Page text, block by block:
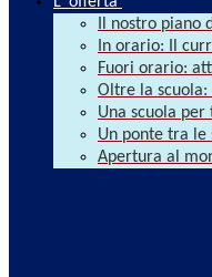
Il nostro piano
In orario: Il
Fuori orario:
Oltre la scuola:
Una scuola
Un ponte tra le
Apertura al